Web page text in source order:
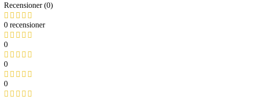
Recensioner (0)
0 recensioner
0
0
0